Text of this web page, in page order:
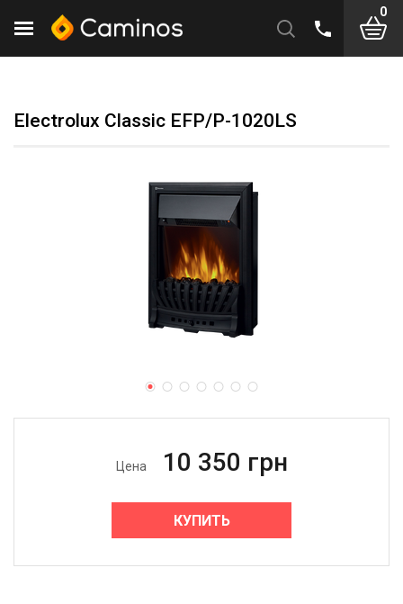
0
Electrolux Classic EFP/P-1020LS
Цена 10 350 грн
КУПИТЬ